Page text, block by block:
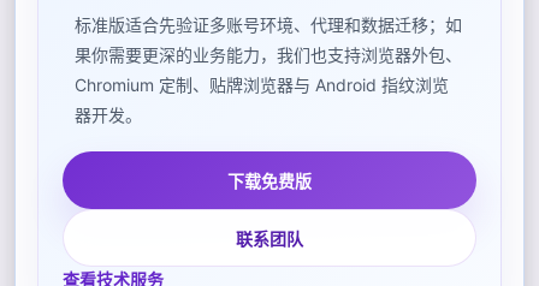
标准版适合先验证多账号环境、代理和数据迁移；如
果你需要更深的业务能力，我们也支持浏览器外包、
Chromium 定制、贴牌浏览器与 Android 指纹浏览
器开发。
下载免费版
联系团队
查看技术服务